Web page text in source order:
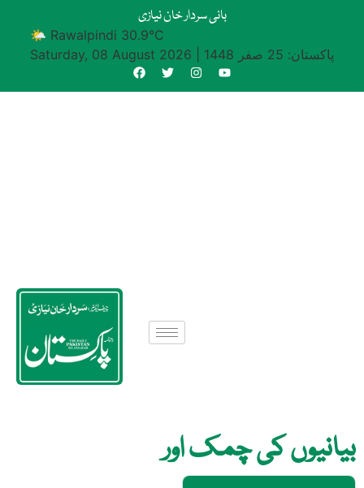
بانی سردار خان نیازی
🌤 Rawalpindi 30.9°C
Saturday, 08 August 2026
پاکستان: 25 صفر 1448
بیانیوں کی چمک اور